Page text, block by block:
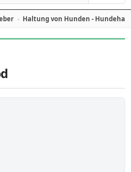
Haltung von Hunden -